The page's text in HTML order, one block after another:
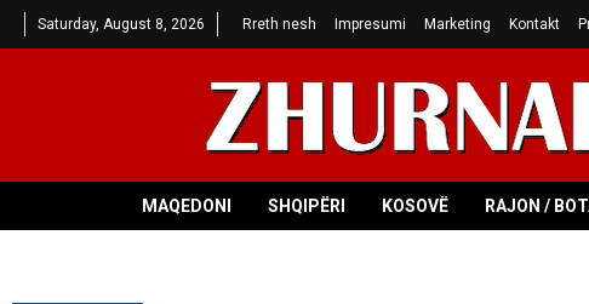
Saturday, August 8, 2026 Rreth nesh Impresumi Marketing Kontakt
MAQEDONI SHQIPËRI KOSOVË RAJON /